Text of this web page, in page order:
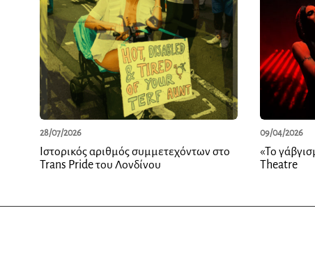
28/07/2026
Ιστορικός αριθμός συμμετεχόντων στο
Trans Pride του Λονδίνου
09/04/2026
«Το
Theatre